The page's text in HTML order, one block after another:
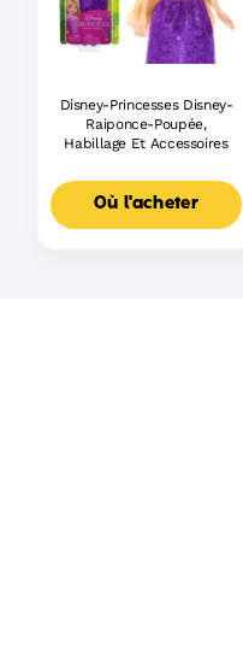
Disney-Princesses Disney-
Raiponce-Poupée,
Habillage Et Accessoires
Où l'acheter